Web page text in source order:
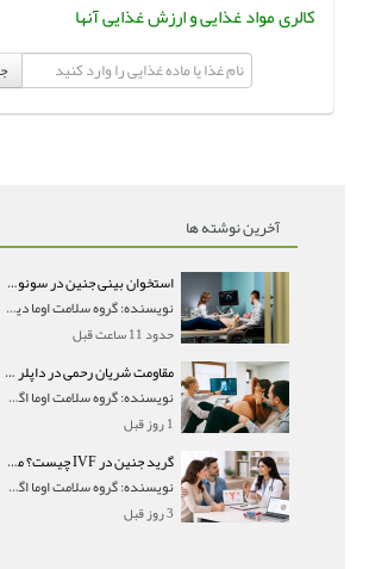
کالری مواد غذایی و ارزش غذایی آنها
آخرین نوشته ها
استخوان بینی جنین در سونوگرافی؛ دیده نشدن یا دیر تشکیل شدن آن چه معنایی دارد؟
نویسنده: گروه سلامت اوما دیده نشدن استخوان بینی جن
حدود 11 ساعت قبل
مقاومت شریان رحمی در داپلر بارداری؛ PI و RI نرمال و تأثیر آن بر جنین
نویسنده: گروه سلامت اوما اگر در جواب سونوگرافی داپ
1 روز قبل
گرید جنین در IVF چیست؟ معنی AA، AB و BB و شانس موفقیت هر گرید
نویسنده: گروه سلامت اوما اگر در گزارش IVF با عباراتی
3 روز قبل